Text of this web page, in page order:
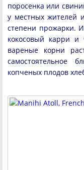
поросенка или
у местных жителей
степени прожарки.
кокосовый карри
вареные корни
самостоятельное
копченых плодов